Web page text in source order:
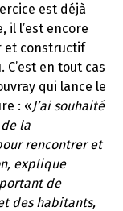
est déjà
il l’est encore
et constructif
en tout cas
qui lance le
: «J’ai souhaité
la
rencontrer et
explique
de
des habitants,